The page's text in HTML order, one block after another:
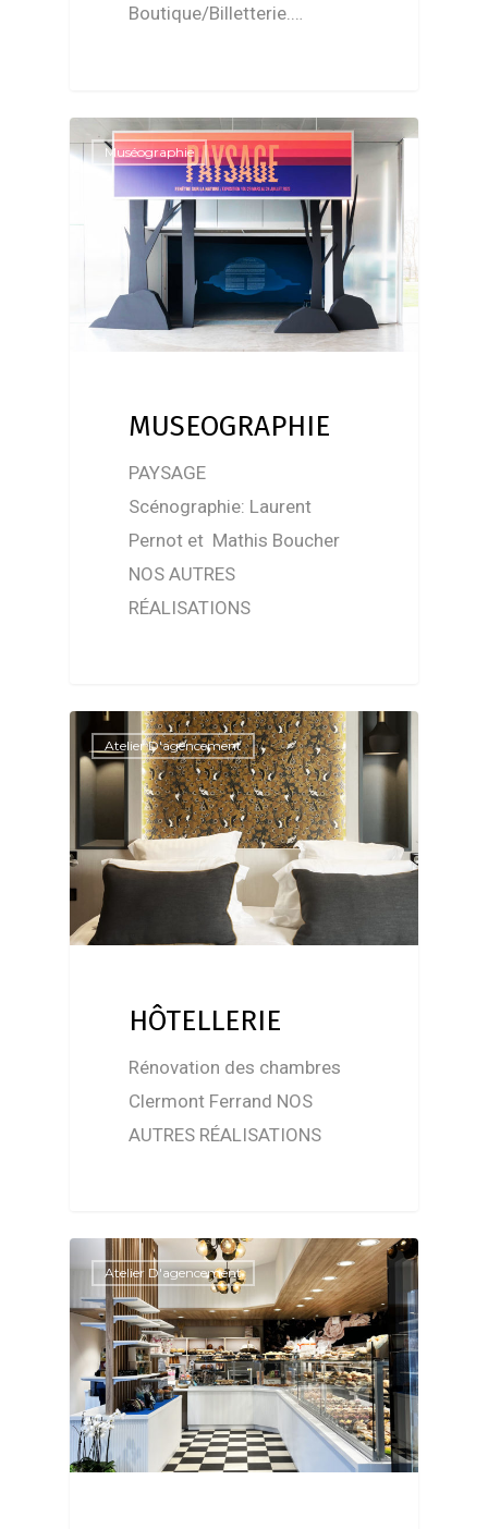
Boutique/Billetterie.…
Muséographie
MUSEOGRAPHIE
PAYSAGE
Scénographie: Laurent
Pernot et Mathis Boucher
NOS AUTRES
RÉALISATIONS
Atelier D'agencement
HÔTELLERIE
Rénovation des chambres
Clermont Ferrand NOS
AUTRES RÉALISATIONS
Atelier D'agencement